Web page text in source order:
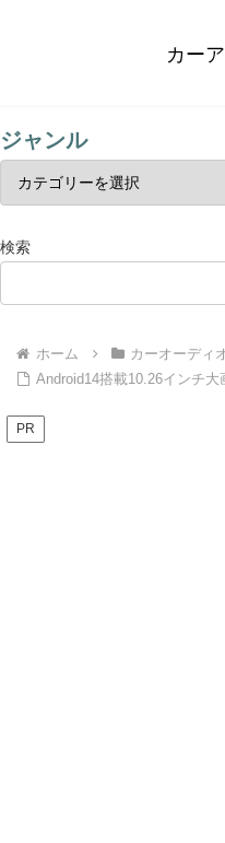
カー
ジャンル
検索
ホーム カーオーディ
Android14搭載10.26インチ
PR